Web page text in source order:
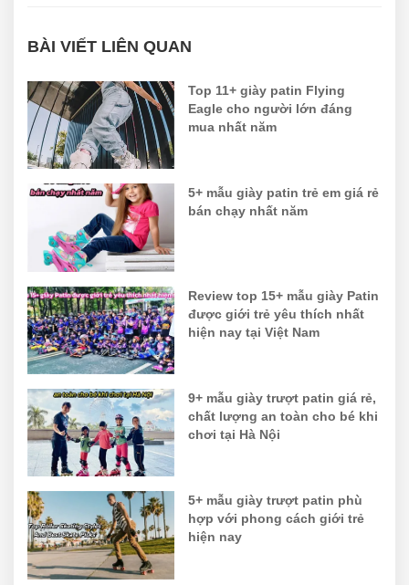
BÀI VIẾT LIÊN QUAN
Top 11+ giày patin Flying
Eagle cho người lớn đáng
mua nhất năm
5+ mẫu giày patin trẻ em giá rẻ
bán chạy nhất năm
Review top 15+ mẫu giày Patin
được giới trẻ yêu thích nhất
hiện nay tại Việt Nam
9+ mẫu giày trượt patin giá rẻ,
chất lượng an toàn cho bé khi
chơi tại Hà Nội
5+ mẫu giày trượt patin phù
hợp với phong cách giới trẻ
hiện nay